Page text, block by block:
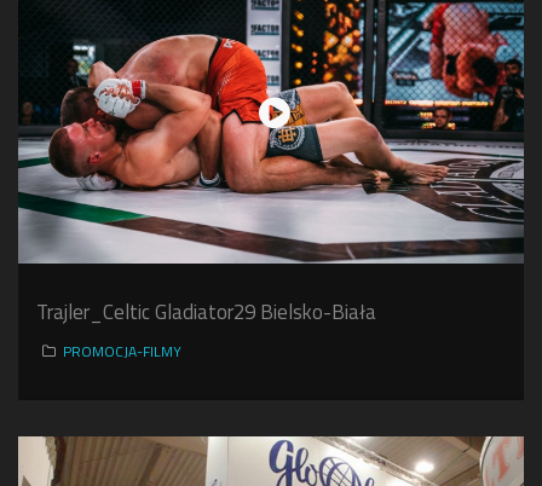
Trajler_Celtic Gladiator29 Bielsko-Biała
PROMOCJA-FILMY